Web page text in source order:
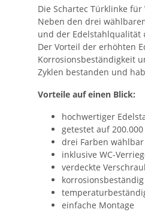
Die Schartec Türklinke
Neben den drei
und der Edelstahlqualität
Der Vorteil der erhöhten
Korrosionsbeständigkeit
Zyklen bestanden und
Vorteile auf einen Blick:
hochwertiger
getestet auf 200.000
drei Farben wählbar
inklusive WC-
verdeckte
korrosionsbeständig
einfache Montage